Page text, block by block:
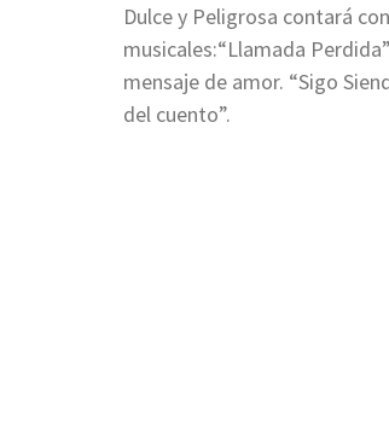
Dulce y Peligrosa contará
musicales:“Llamada
mensaje de amor. “Sigo
del cuento”.